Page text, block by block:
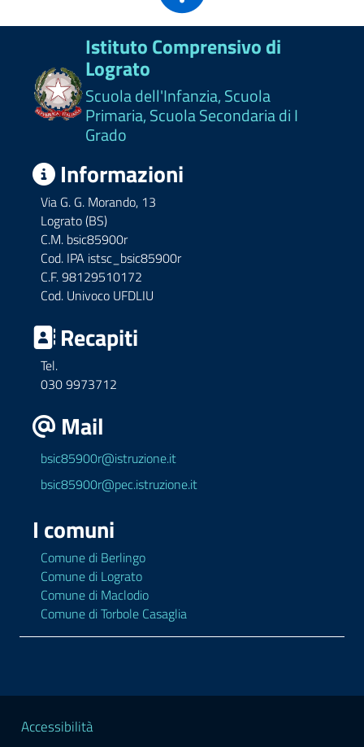
Istituto Comprensivo di
Lograto
Scuola dell'Infanzia, Scuola
Primaria, Scuola Secondaria di I
Grado
Informazioni
Via G. G. Morando, 13
Lograto (BS)
C.M. bsic85900r
Cod. IPA istsc_bsic85900r
C.F. 98129510172
Cod. Univoco UFDLIU
Recapiti
Tel.
030 9973712
Mail
bsic85900r@istruzione.it
bsic85900r@pec.istruzione.it
I comuni
Comune di Berlingo
Comune di Lograto
Comune di Maclodio
Comune di Torbole Casaglia
Sezione Legale
Accessibilità